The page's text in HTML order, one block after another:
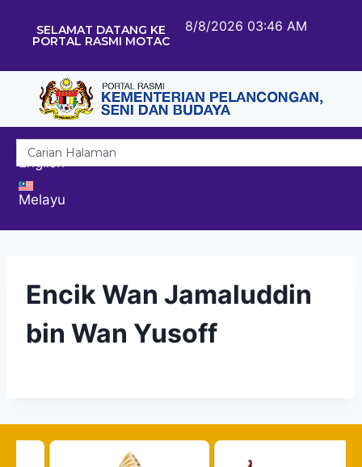
SELAMAT DATANG KE
PORTAL RASMI MOTAC
8/8/2026 03:46 AM
English
Melayu
Encik Wan Jamaluddin
bin Wan Yusoff